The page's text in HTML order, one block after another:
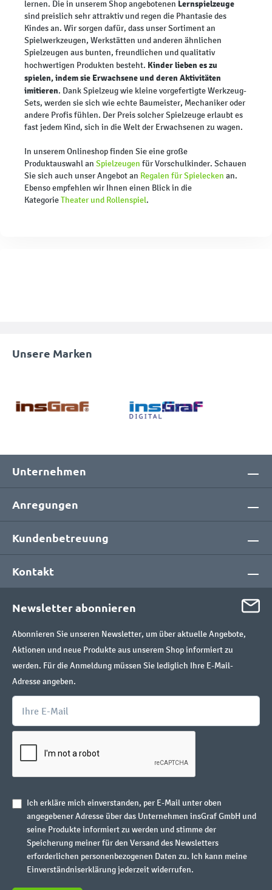
lernen. Die in unserem Shop angebotenen Lernspielzeuge
sind preislich sehr attraktiv und regen die Phantasie des
Kindes an. Wir sorgen dafür, dass unser Sortiment an
Spielwerkzeugen, Werkstätten und anderen ähnlichen
Spielzeugen aus bunten, freundlichen und qualitativ
hochwertigen Produkten besteht. Kinder lieben es zu
spielen, indem sie Erwachsene und deren Aktivitäten
imitieren. Dank Spielzeug wie kleine vorgefertigte Werkzeug-
Sets, werden sie sich wie echte Baumeister, Mechaniker oder
andere Profis fühlen. Der Preis solcher Spielzeuge erlaubt es
fast jedem Kind, sich in die Welt der Erwachsenen zu wagen.
In unserem Onlineshop finden Sie eine große
Produktauswahl an Spielzeugen für Vorschulkinder. Schauen
Sie sich auch unser Angebot an Regalen für Spielecken an.
Ebenso empfehlen wir Ihnen einen Blick in die
KategorieTheater und Rollenspiel.
Unsere Marken
Unternehmen
Anregungen
Kundenbetreuung
Kontakt
Newsletter abonnieren
Abonnieren Sie unseren Newsletter, um über aktuelle Angebote,
Aktionen und neue Produkte aus unserem Shop informiert zu
werden. Für die Anmeldung müssen Sie lediglich Ihre E-Mail-
Adresse angeben.
Ich erkläre mich einverstanden, per E-Mail unter oben
angegebener Adresse über das Unternehmen insGraf GmbH und
seine Produkte informiert zu werden und stimme der
Speicherung meiner für den Versand des Newsletters
erforderlichen personenbezogenen Daten zu. Ich kann meine
Einverständniserklärung jederzeit widerrufen.